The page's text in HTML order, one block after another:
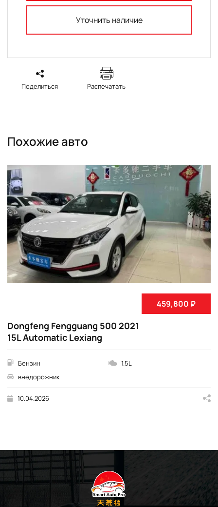
Уточнить наличие
Поделиться Распечатать
Похожие авто
459,800 ₽
Dongfeng Fengguang 500 2021
15L Automatic Lexiang
Бензин
1.5L
внедорожник
10.04.2026